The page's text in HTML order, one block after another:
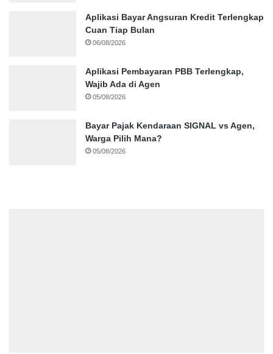
Aplikasi Bayar Angsuran Kredit Terlengkap
Cuan Tiap Bulan
06/08/2026
Aplikasi Pembayaran PBB Terlengkap,
Wajib Ada di Agen
05/08/2026
Bayar Pajak Kendaraan SIGNAL vs Agen,
Warga Pilih Mana?
05/08/2026